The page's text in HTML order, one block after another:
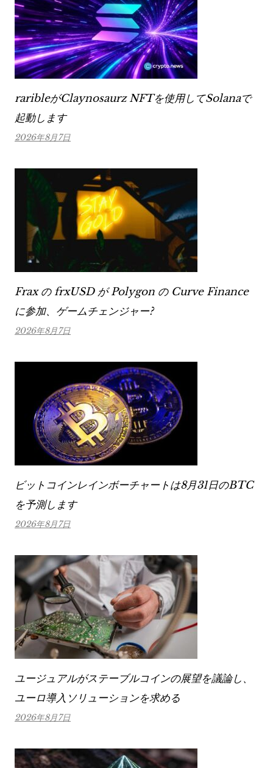
raribleがClaynosaurz NFTを使用してSolanaで
起動します
2026年8月7日
Frax の frxUSD が Polygon の Curve Finance
に参加、ゲームチェンジャー?
2026年8月7日
ビットコインレインボーチャートは8月31日のBTC
を予測します
2026年8月7日
ユージュアルがステーブルコインの展望を議論し、
ユーロ導入ソリューションを求める
2026年8月7日